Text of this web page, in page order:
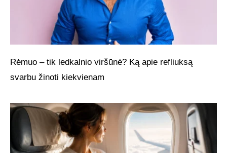
Rėmuo – tik ledkalnio viršūnė? Ką apie refliuksą
svarbu žinoti kiekvienam